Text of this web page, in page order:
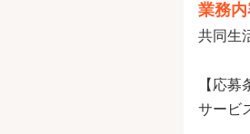
業務
共同生
【応募
サービ